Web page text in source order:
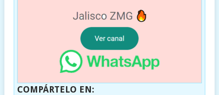
COMPÁRTELO EN: